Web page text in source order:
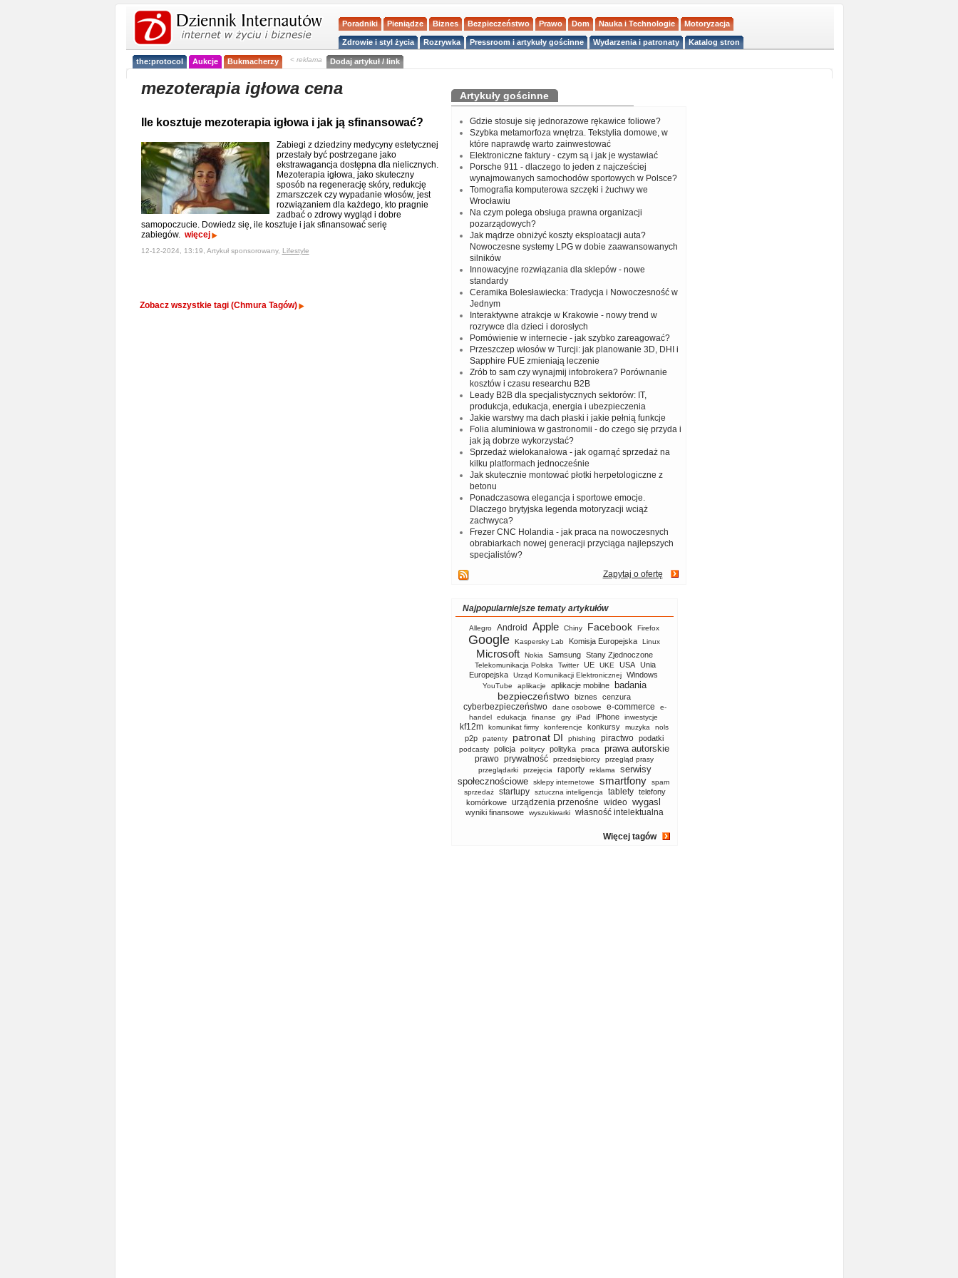
Poradniki Pieniądze Biznes Bezpieczeństwo Prawo Dom Nauka i Technologie Motoryzacja
Zdrowie i styl życia Rozrywka Pressroom i artykuły gościnne Wydarzenia i patronaty Katalog stron
the:protocol Aukcje Bukmacherzy < reklama Dodaj artykuł / link
mezoterapia igłowa cena
Ile kosztuje mezoterapia igłowa i jak ją sfinansować?
Zabiegi z dziedziny medycyny estetycznej
przestały być postrzegane jako
ekstrawagancja dostępna dla nielicznych.
Mezoterapia igłowa, jako skuteczny
sposób na regenerację skóry, redukcję
zmarszczek czy wypadanie włosów, jest
rozwiązaniem dla każdego, kto pragnie
zadbać o zdrowy wygląd i dobre
samopoczucie. Dowiedz się, ile kosztuje i jak sfinansować serię
zabiegów. więcej
12-12-2024, 13:19, Artykuł sponsorowany, Lifestyle
Zobacz wszystkie tagi (Chmura Tagów)
Artykuły gościnne
Gdzie stosuje się jednorazowe rękawice foliowe?
Szybka metamorfoza wnętrza. Tekstylia domowe, w
które naprawdę warto zainwestować
Elektroniczne faktury - czym są i jak je wystawiać
Porsche 911 - dlaczego to jeden z najcześciej
wynajmowanych samochodów sportowych w Polsce?
Tomografia komputerowa szczęki i żuchwy we
Wrocławiu
Na czym polega obsługa prawna organizacji
pozarządowych?
Jak mądrze obniżyć koszty eksploatacji auta?
Nowoczesne systemy LPG w dobie zaawansowanych
silników
Innowacyjne rozwiązania dla sklepów - nowe
standardy
Ceramika Bolesławiecka: Tradycja i Nowoczesność w
Jednym
Interaktywne atrakcje w Krakowie - nowy trend w
rozrywce dla dzieci i dorosłych
Pomówienie w internecie - jak szybko zareagować?
Przeszczep włosów w Turcji: jak planowanie 3D, DHI i
Sapphire FUE zmieniają leczenie
Zrób to sam czy wynajmij infobrokera? Porównanie
kosztów i czasu researchu B2B
Leady B2B dla specjalistycznych sektorów: IT,
produkcja, edukacja, energia i ubezpieczenia
Jakie warstwy ma dach płaski i jakie pełnią funkcje
Folia aluminiowa w gastronomii - do czego się przyda i
jak ją dobrze wykorzystać?
Sprzedaż wielokanałowa - jak ogarnąć sprzedaż na
kilku platformach jednocześnie
Jak skutecznie montować płotki herpetologiczne z
betonu
Ponadczasowa elegancja i sportowe emocje.
Dlaczego brytyjska legenda motoryzacji wciąż
zachwyca?
Frezer CNC Holandia - jak praca na nowoczesnych
obrabiarkach nowej generacji przyciąga najlepszych
specjalistów?
Zapytaj o ofertę
Najpopularniejsze tematy artykułów
Allegro Android Apple Chiny Facebook Firefox
Google Kaspersky Lab Komisja Europejska Linux
Microsoft Nokia Samsung Stany Zjednoczone
Telekomunikacja Polska Twitter UE UKE USA
Unia
Europejska
Urząd Komunikacji Elektronicznej Windows
YouTube aplikacje aplikacje mobilne badania
bezpieczeństwo biznes cenzura
cyberbezpieczeństwo dane osobowe e-commerce
e-
handel
edukacja finanse gry iPad iPhone inwestycje
kf12m komunikat firmy konferencje konkursy muzyka nols
p2p patenty patronat DI phishing piractwo podatki
podcasty policja politycy polityka praca prawa autorskie
prawo prywatność przedsiębiorcy
przegląd prasy
przeglądarki
przejęcia raporty reklama
serwisy
społecznościowe
sklepy internetowe smartfony
spam
sprzedaż
startupy sztuczna inteligencja tablety telefony
komórkowe urządzenia przenośne wideo wygasl
wyniki finansowe wyszukiwarki własność intelektualna
Więcej tagów